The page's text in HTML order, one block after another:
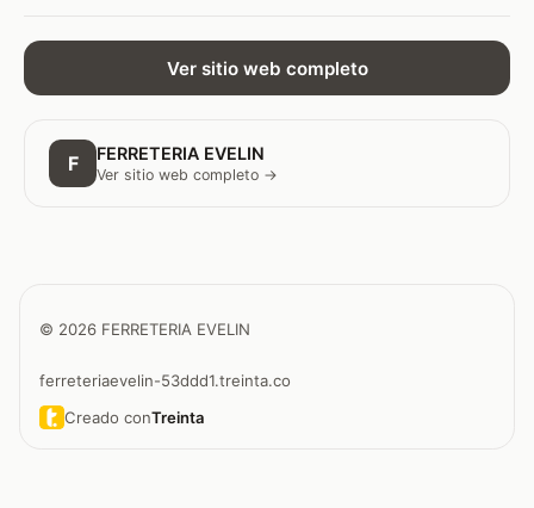
Ver sitio web completo
F FERRETERIA EVELIN
Ver sitio web completo →
© 2026 FERRETERIA EVELIN
ferreteriaevelin-53ddd1.treinta.co
Creado conTreinta